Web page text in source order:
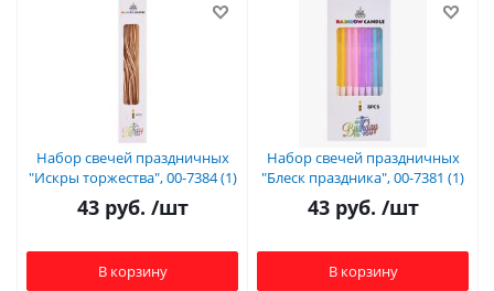
Набор свечей праздничных
"Искры торжества", 00-7384 (1)
43руб. /шт
В корзину
Набор свечей праздничных
"Блеск праздника", 00-7381 (1)
43руб. /шт
В корзину